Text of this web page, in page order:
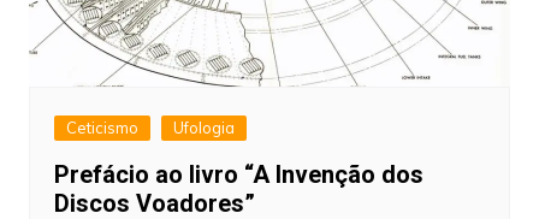
Ceticismo Ufologia
Prefácio ao livro “A Invenção dos
Discos Voadores”